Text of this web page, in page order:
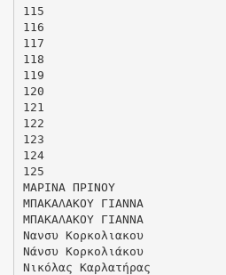
115
116
117
118
119
120
121
122
123
124
125
ΜΑΡΙΝΑ ΠΡΙΝΟΥ
ΜΠΑΚΑΛΑΚΟΥ ΓΙΑΝΝΑ
ΜΠΑΚΑΛΑΚΟΥ ΓΙΑΝΝΑ
Νανσυ Κορκολιακου
Νάνσυ Κορκολιάκου
Νικόλας Καρλατήρας